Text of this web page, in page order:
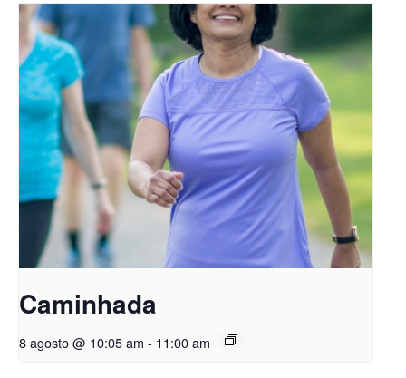
Caminhada
8 agosto @ 10:05 am - 11:00 am